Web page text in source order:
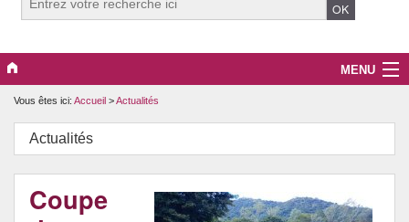
MENU
L’établissement
La communauté éducative (2026)
Les parcours éducatifs
Vous êtes ici: Accueil >Actualités
Actualités
Coupe